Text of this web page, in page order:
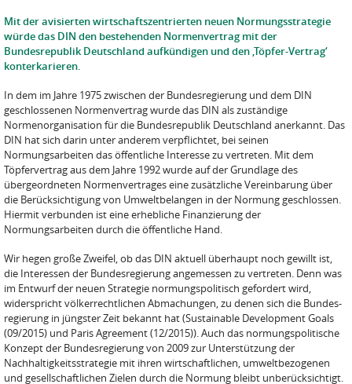
Mit der avisierten wirtschaftszentrierten neuen Normungsstrategie
würde das DIN den bestehenden Normenvertrag mit der
Bundesrepublik Deutschland aufkündigen und den ‚Töpfer-Vertrag‘
konterkarieren.
In dem im Jahre 1975 zwischen der Bundesregierung und dem DIN
geschlossenen Normenvertrag wurde das DIN als zuständige
Normenorganisation für die Bundesrepublik Deutschland anerkannt. Das
DIN hat sich darin unter anderem verpflichtet, bei seinen
Normungsarbeiten das öffentliche Interesse zu vertreten. Mit dem
Töpfervertrag aus dem Jahre 1992 wurde auf der Grundlage des
übergeordneten Normenvertrages eine zusätzliche Vereinbarung über
die Berücksichtigung von Umweltbelangen in der Normung geschlossen.
Hiermit verbunden ist eine erhebliche Finanzie­rung der
Normungsarbeiten durch die öffentliche Hand.
Wir hegen große Zweifel, ob das DIN aktuell überhaupt noch gewillt ist,
die Interessen der Bundesregierung angemessen zu vertreten. Denn was
im Entwurf der neuen Strategie normungs­politisch gefordert wird,
widerspricht völkerrechtlichen Abmachungen, zu denen sich die Bundes­
regierung in jüngster Zeit bekannt hat (Sustainable Development Goals
(09/2015) und Paris Agreement (12/2015)). Auch das normungspolitische
Konzept der Bundesregierung von 2009 zur Unterstützung der
Nachhaltigkeitsstrategie mit ihren wirtschaftlichen, umweltbezogenen
und gesellschaftlichen Zielen durch die Normung bleibt unberücksichtigt.